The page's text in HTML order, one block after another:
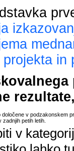
in
v podzakonskem
petih letih.
v